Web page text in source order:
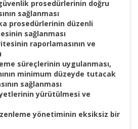
prosedürlerinin doğru
sağlanması
prosedürlerinin düzenli
sağlanması
raporlamasının ve
süreçlerinin uygulanması,
minimum düzeyde tutacak
sağlanması
yürütülmesi ve
yönetiminin eksiksiz bir